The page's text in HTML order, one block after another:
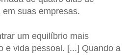
suas empresas.
um equilíbrio mais
e vida pessoal. [...] Quando a